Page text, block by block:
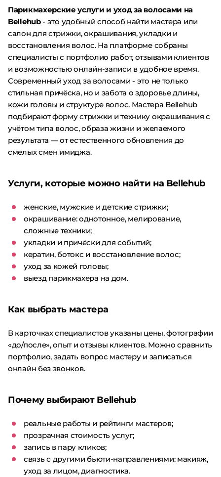
Парикмахерские услуги и уход за волосами на
Bellehub- это удобный способ найти мастера или
салон для стрижки, окрашивания, укладки и
восстановления волос. На платформе собраны
специалисты с портфолио работ, отзывами клиентов
и возможностью онлайн-записи в удобное время.
Современный уход за волосами - это не только
стильная причёска, но и забота о здоровье длины,
кожи головы и структуре волос. Мастера Bellehub
подбирают форму стрижки и технику окрашивания с
учётом типа волос, образа жизни и желаемого
результата — от естественного обновления до
смелых смен имиджа.
Услуги, которые можно найти на Bellehub
женские, мужские и детские стрижки;
окрашивание: однотонное, мелирование,
сложные техники;
укладки и причёски для событий;
кератин, ботокс и восстановление волос;
уход за кожей головы;
выезд парикмахера на дом.
Как выбрать мастера
В карточках специалистов указаны цены, фотографии
«до/после», опыт и отзывы клиентов. Можно сравнить
портфолио, задать вопрос мастеру и записаться
онлайн без звонков.
Почему выбирают Bellehub
реальные работы и рейтинги мастеров;
прозрачная стоимость услуг;
запись в пару кликов;
связь с другими бьюти-направлениями: макияж,
уход за лицом, диагностика.